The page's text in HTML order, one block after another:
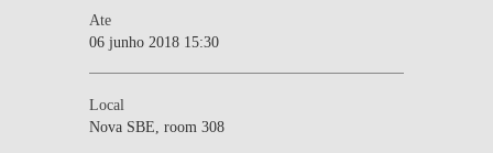
Ate
06 junho 2018 15:30
Local
Nova SBE, room 308